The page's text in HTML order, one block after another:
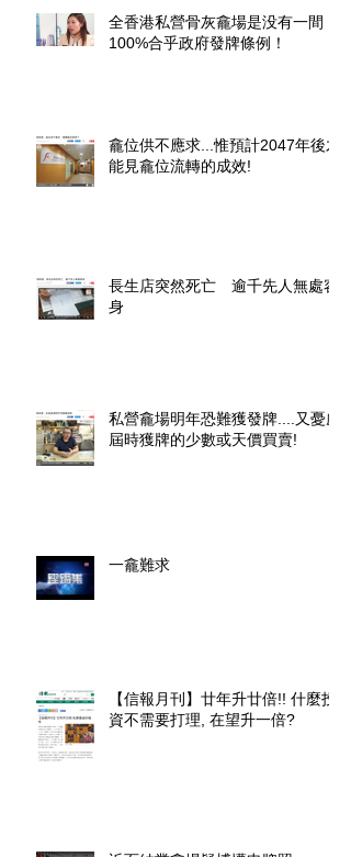
全香港私營骨灰龕場是没有一間
100%合乎政府發牌條例！
龕位供不應求...惟預計2047年後才
能見龕位流轉的成效!
長生店突然死亡 逾千先人無處容
身
私營龕場明年恐難獲發牌....又憂慮
屆時獲牌的少數或天價買賣!
一龕難求
【信報月刊】廿年升廿倍!! 什麼投
資不需要打理, 在望升一倍?